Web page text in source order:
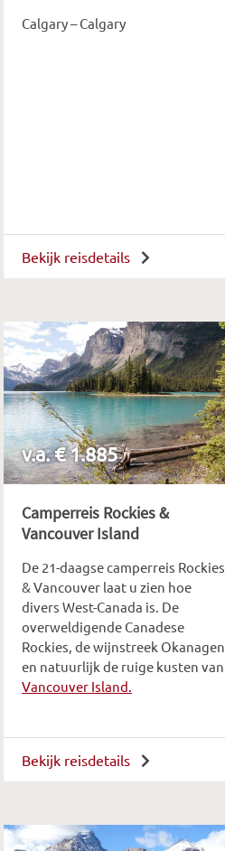
Calgary – Calgary
Bekijk reisdetails
v.a. € 1.885
Camperreis Rockies &
Vancouver Island
De 21-daagse camperreis Rockies
& Vancouver laat u zien hoe
divers West-Canada is. De
overweldigende Canadese
Rockies, de wijnstreek Okanagen
en natuurlijk de ruige kusten van
Vancouver Island.
Bekijk reisdetails